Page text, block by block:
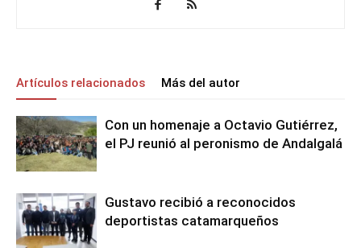
Artículos relacionados Más del autor
Con un homenaje a Octavio Gutiérrez,
el PJ reunió al peronismo de Andalgalá
Gustavo recibió a reconocidos
deportistas catamarqueños